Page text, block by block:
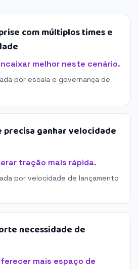
com múltiplos times e
melhor neste cenário.
por escala e governança de
precisa ganhar velocidade
tração mais rápida.
por velocidade de lançamento
necessidade de
mais espaço de